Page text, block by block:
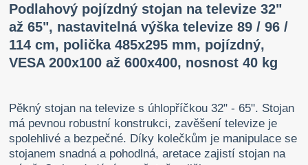
Podlahový pojízdný stojan na televize 32"
až 65", nastavitelná výška televize 89 / 96 /
114 cm, polička 485x295 mm, pojízdný,
VESA 200x100 až 600x400, nosnost 40 kg
Pěkný stojan na televize s úhlopříčkou 32" - 65". Stojan
má pevnou robustní konstrukci, zavěšení televize je
spolehlivé a bezpečné. Díky kolečkům je manipulace se
stojanem snadná a pohodlná, aretace zajistí stojan na